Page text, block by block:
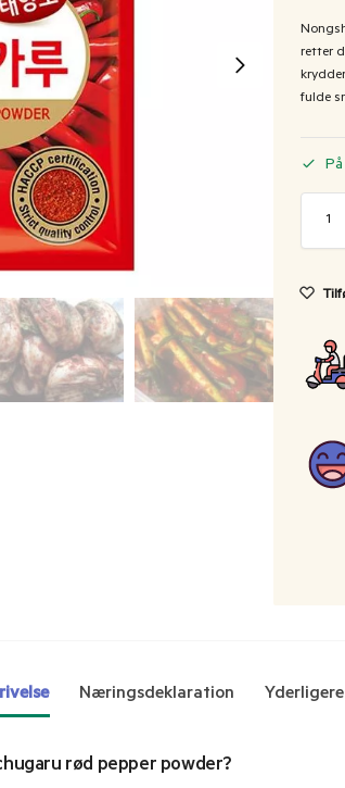
retter
fulde
Næringsdeklaration
rød pepper powder?